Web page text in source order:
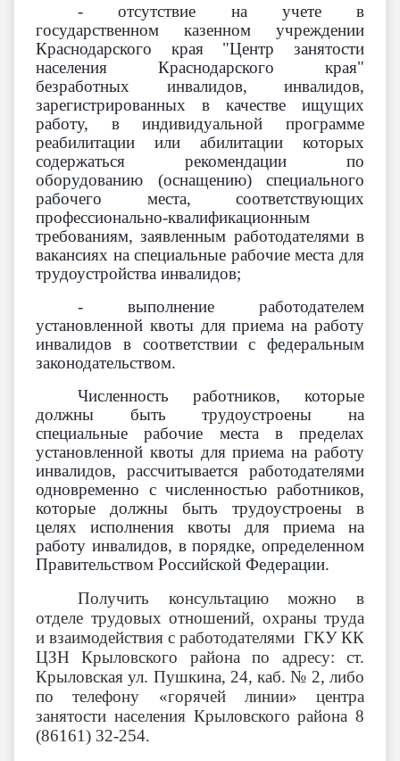
- отсутствие на учете в
государственном казенном учреждении
Краснодарского края "Центр занятости
населения Краснодарского края"
безработных инвалидов, инвалидов,
зарегистрированных в качестве ищущих
работу, в индивидуальной программе
реабилитации или абилитации которых
содержаться рекомендации по
оборудованию (оснащению) специального
рабочего места, соответствующих
профессионально-квалификационным
требованиям, заявленным работодателями в
вакансиях на специальные рабочие места для
трудоустройства инвалидов;
- выполнение работодателем
установленной квоты для приема на работу
инвалидов в соответствии с федеральным
законодательством.
Численность работников, которые
должны быть трудоустроены на
специальные рабочие места в пределах
установленной квоты для приема на работу
инвалидов, рассчитывается работодателями
одновременно с численностью работников,
которые должны быть трудоустроены в
целях исполнения квоты для приема на
работу инвалидов, в порядке, определенном
Правительством Российской Федерации.
Получить консультацию можно в
отделе трудовых отношений, охраны труда
и взаимодействия с работодателями ГКУ КК
ЦЗН Крыловского района по адресу: ст.
Крыловская ул. Пушкина, 24, каб. № 2, либо
по телефону «горячей линии» центра
занятости населения Крыловского района 8
(86161) 32-254.